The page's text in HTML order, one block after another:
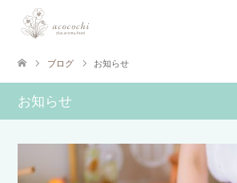
ブログ お知らせ
お知らせ